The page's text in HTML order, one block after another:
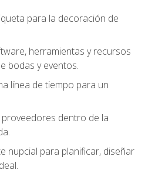
para la decoración de
herramientas y recursos
bodas y eventos.
línea de tiempo para un
dentro de la
nupcial para planificar, diseñar